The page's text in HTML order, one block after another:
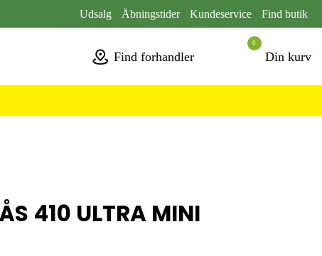
Udsalg Åbningstider Kundeservice Find butik
0
Din kurv
Find forhandler
410 ULTRA MINI